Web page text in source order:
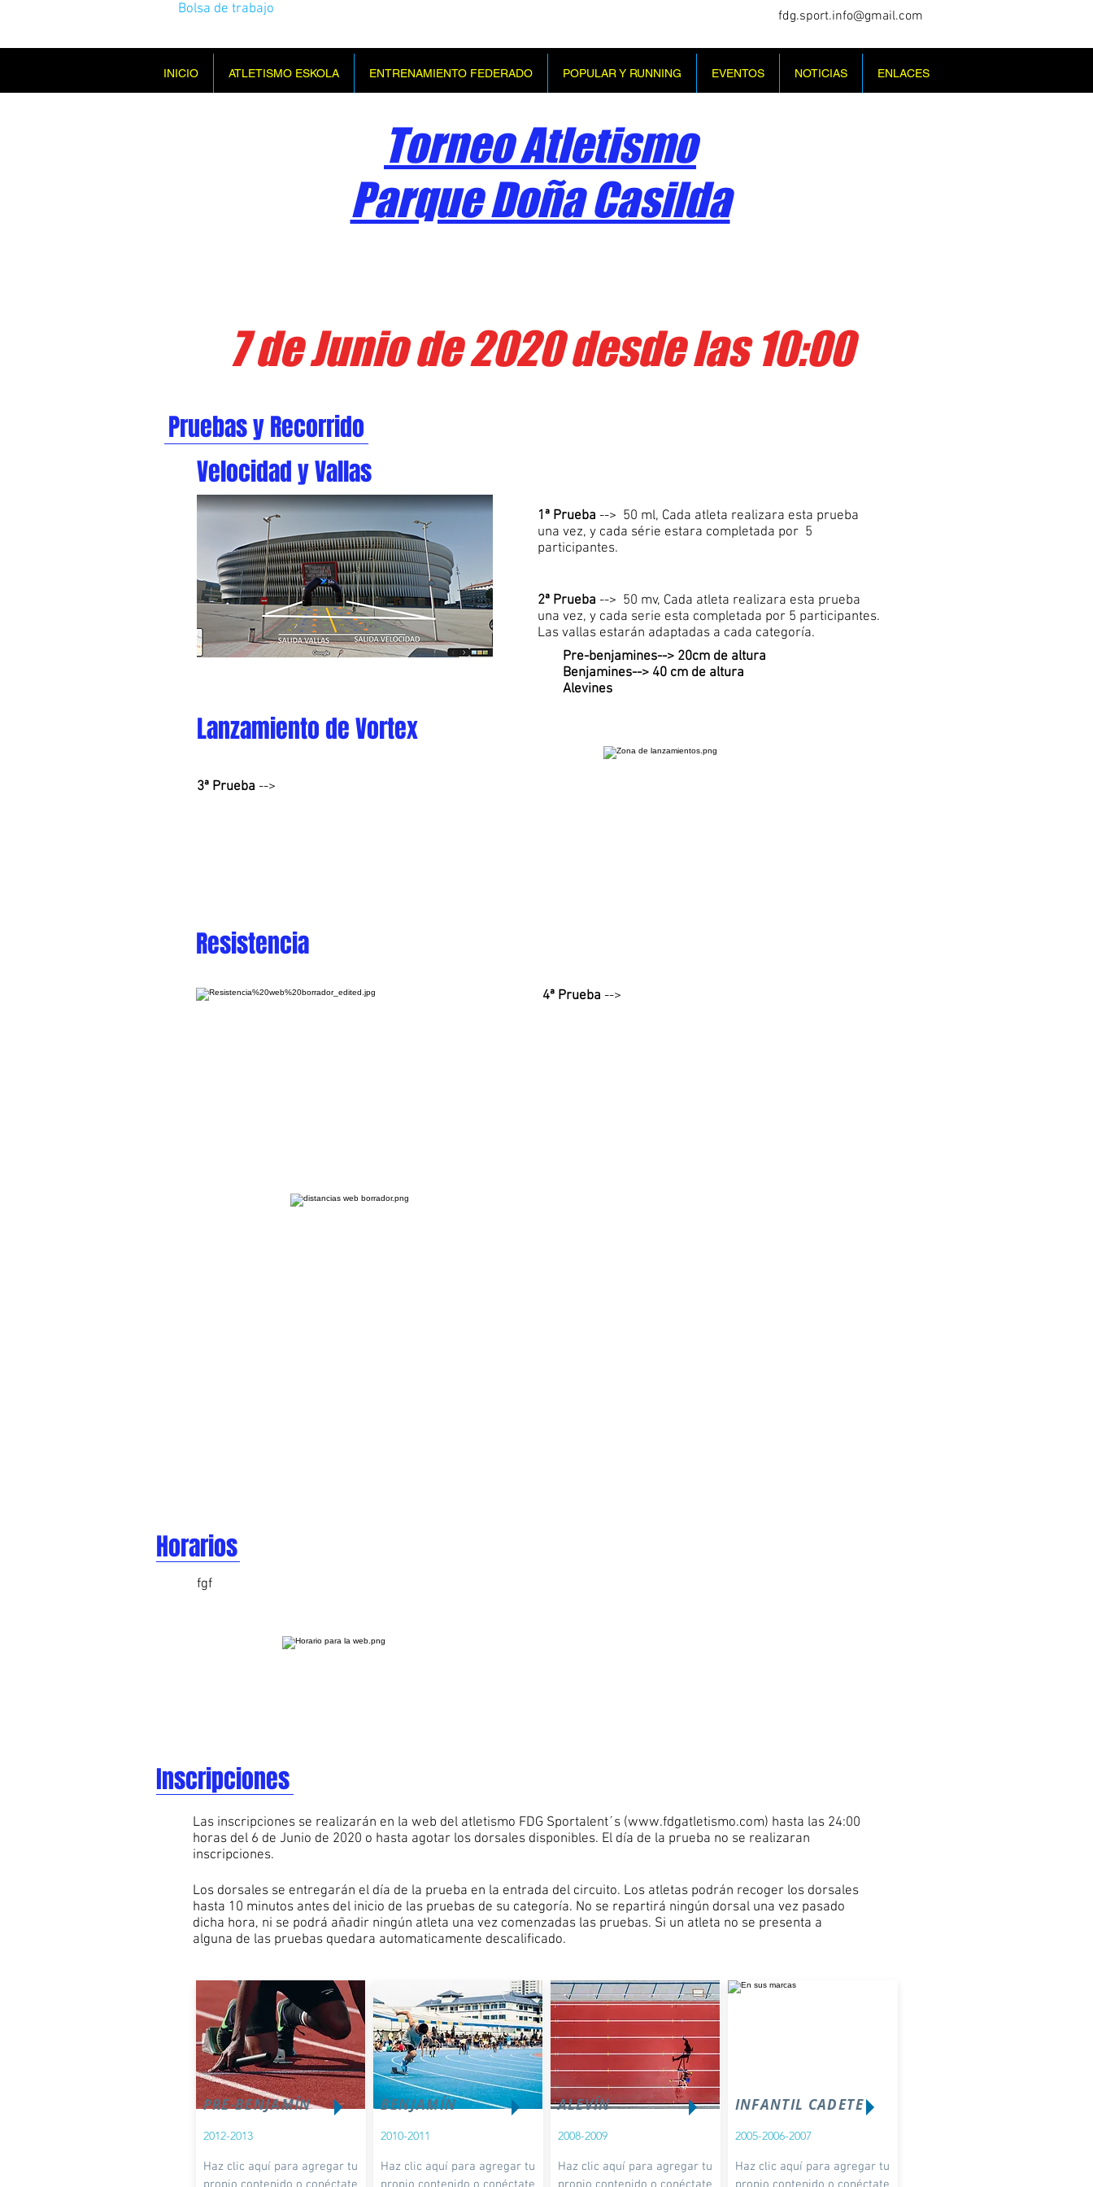
Bolsa de trabajo fdg.sport.info@gmail.com
INICIO ATLETISMO ESKOLA ENTRENAMIENTO FEDERADO POPULAR Y RUNNING EVENTOS NOTICIAS ENLACES
Torneo Atletismo
Parque Doña Casilda
7 de Junio de 2020 desde las 10:00
Pruebas y Recorrido
Velocidad y Vallas
Lanzamiento de Vortex
3ª Prueba -->
1ª Prueba --> 50 ml, Cada atleta realizara esta prueba
una vez, y cada série estara completada por 5
participantes.
2ª Prueba --> 50 mv, Cada atleta realizara esta prueba
una vez, y cada serie esta completada por 5 participantes.
Las vallas estarán adaptadas a cada categoría.
Pre-benjamines--> 20cm de altura
Benjamines--> 40 cm de altura
Alevines
Resistencia
4ª Prueba -->
Horarios
fgf
Inscripciones
Las inscripciones se realizarán en la web del atletismo FDG Sportalent´s (www.fdgatletismo.com) hasta las 24:00
horas del 6 de Junio de 2020 o hasta agotar los dorsales disponibles. El día de la prueba no se realizaran
inscripciones.
Los dorsales se entregarán el día de la prueba en la entrada del circuito. Los atletas podrán recoger los dorsales
hasta 10 minutos antes del inicio de las pruebas de su categoría. No se repartirá ningún dorsal una vez pasado
dicha hora, ni se podrá añadir ningún atleta una vez comenzadas las pruebas. Si un atleta no se presenta a
alguna de las pruebas quedara automaticamente descalificado.
PRE-BENJAMÍN
2012-2013
Haz clic aquí para agregar tu
BENJAMÍN
2010-2011
Haz clic aquí para agregar tu
ALEVÍN
2008-2009
Haz clic aquí para agregar tu
INFANTIL CADETE
2005-2006-2007
Haz clic aquí para agregar tu